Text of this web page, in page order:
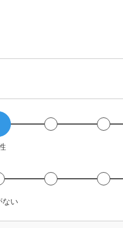
ない